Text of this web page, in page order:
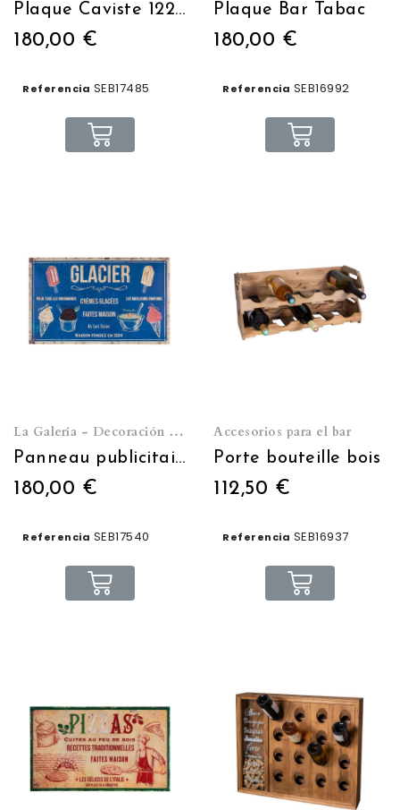
Plaque Caviste 122,5 x 74 cm
180,00 €
Referencia SEB17485
Plaque Bar Tabac
180,00 €
Referencia SEB16992
La Galería - Decoración de pared
Panneau publicitaire métal Glacier 123 x 74 cm
180,00 €
Referencia SEB17540
Accesorios para el bar
Porte bouteille bois
112,50 €
Referencia SEB16937